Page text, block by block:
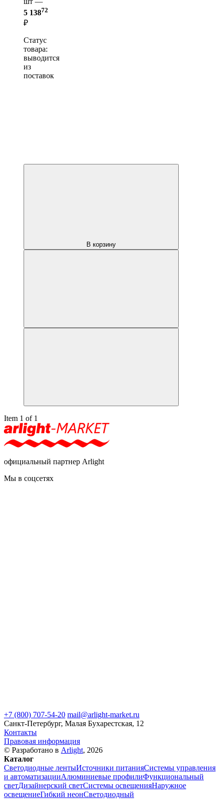
5 13872
₽
Статус
товара:
выводится
из
поставок
В корзину
Item 1 of 1
официальный партнер Arlight
Мы в соцсетях
+7 (800) 707-54-20 mail@arlight-market.ru
Санкт-Петербург, Малая Бухарестская, 12
Контакты
Правовая информация
© Разработано в Arlight, 2026
Каталог
Светодиодные лентыИсточники питанияСистемы управления
и автоматизацииАлюминиевые профилиФункциональный
светДизайнерский светСистемы освещенияНаружное
освещениеГибкий неонСветодиодный